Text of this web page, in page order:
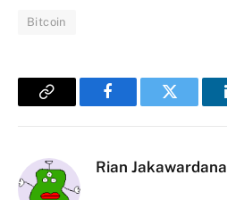
Bitcoin
Copy
FacebookTwitter
Rian Jakawardana